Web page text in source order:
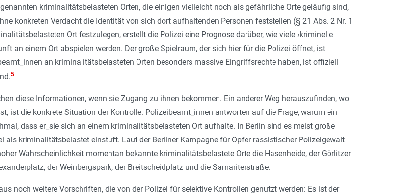
kriminalitätsbelasteten Orten, die einigen vielleicht noch als gefährliche Orte geläufig sind,
konkreten Verdacht die Identität von sich dort aufhaltenden Personen feststellen (§ 21 Abs. 2 Nr. 1
Ort festzulegen, erstellt die Polizei eine Prognose darüber, wie viele ›kriminelle
an einem Ort abspielen werden. Der große Spielraum, der sich hier für die Polizei öffnet, ist
an kriminalitätsbelasteten Orten besonders massive Eingriffsrechte haben, ist offiziell
5
diese Informationen, wenn sie Zugang zu ihnen bekommen. Ein anderer Weg herauszufinden, wo
ist die konkrete Situation der Kontrolle: Polizeibeamt_innen antworten auf die Frage, warum ein
dass er_sie sich an einem kriminalitätsbelasteten Ort aufhalte. In Berlin sind es meist große
als kriminalitätsbelastet einstuft. Laut der Berliner Kampagne für Opfer rassistischer Polizeigewalt
Wahrscheinlichkeit momentan bekannte kriminalitätsbelastete Orte die Hasenheide, der Görlitzer
der Weinbergspark, der Breitscheidplatz und die Samariterstraße.
noch weitere Vorschriften, die von der Polizei für selektive Kontrollen genutzt werden: Es ist der